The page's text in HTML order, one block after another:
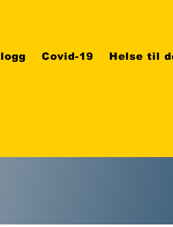
Covid-19 Helse til